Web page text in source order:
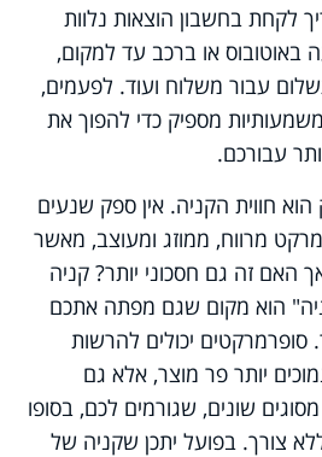
לקחת בחשבון הוצאות נלוות
באוטובוס או ברכב עד למקום,
עבור משלוח ועוד. לפעמים,
מספיק כדי להפוך את
עבורכם.
חווית הקניה. אין ספק שנעים
מרווח, ממוזג ומעוצב, מאשר
האם זה גם חסכוני יותר? קניה
הוא מקום שגם מפתה אתכם
סופרמרקטים יכולים להרשות
יותר פר מוצר, אלא גם
שונים, שגורמים לכם, בסופו
צורך. בפועל יתכן שקניה של